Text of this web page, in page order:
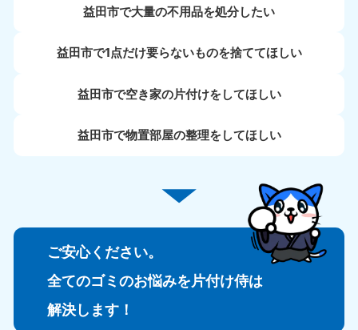
益田市で大量の不用品を処分したい
益田市で1点だけ要らないものを捨ててほしい
益田市で空き家の片付けをしてほしい
益田市で物置部屋の整理をしてほしい
ご安心ください。
全てのゴミのお悩みを片付け侍は
解決します！